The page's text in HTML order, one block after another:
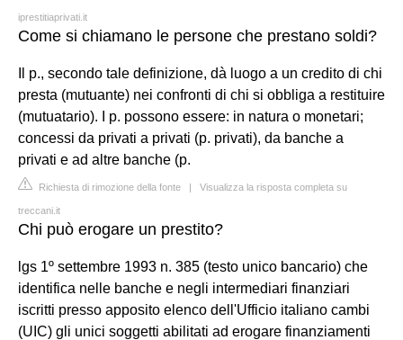
iprestitiaprivati.it
Come si chiamano le persone che prestano soldi?
Il p., secondo tale definizione, dà luogo a un credito di chi
presta (mutuante) nei confronti di chi si obbliga a restituire
(mutuatario). I p. possono essere: in natura o monetari;
concessi da privati a privati (p. privati), da banche a
privati e ad altre banche (p.
Richiesta di rimozione della fonte | Visualizza la risposta completa su
treccani.it
Chi può erogare un prestito?
lgs 1º settembre 1993 n. 385 (testo unico bancario) che
identifica nelle banche e negli intermediari finanziari
iscritti presso apposito elenco dell'Ufficio italiano cambi
(UIC) gli unici soggetti abilitati ad erogare finanziamenti